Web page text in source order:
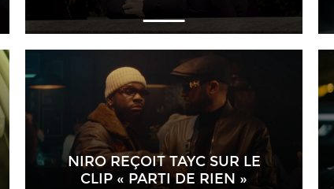
NIRO REÇOIT TAYC SUR LE
CLIP « PARTI DE RIEN »